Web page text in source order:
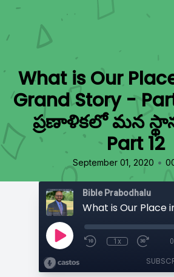
What is Our
Grand Story -
ప్రణాళికలో మన
Part 12
September 01, 2020 •
Bible Prabodhalu
1x